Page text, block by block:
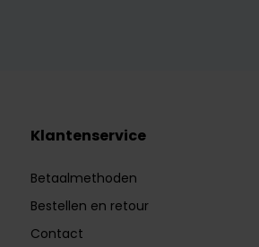
Klantenservice
Betaalmethoden
Bestellen en retour
Contact